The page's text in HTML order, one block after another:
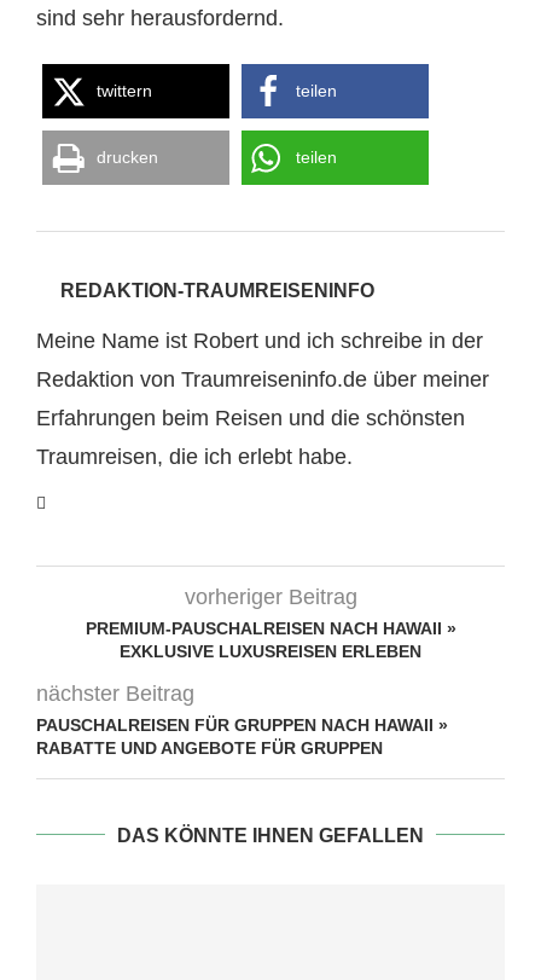
sind sehr herausfordernd.
twittern teilen
drucken teilen
REDAKTION-TRAUMREISENINFO
Meine Name ist Robert und ich schreibe in der
Redaktion von Traumreiseninfo.de über meiner
Erfahrungen beim Reisen und die schönsten
Traumreisen, die ich erlebt habe.
vorheriger Beitrag
PREMIUM-PAUSCHALREISEN NACH HAWAII »
EXKLUSIVE LUXUSREISEN ERLEBEN
nächster Beitrag
PAUSCHALREISEN FÜR GRUPPEN NACH HAWAII »
RABATTE UND ANGEBOTE FÜR GRUPPEN
DAS KÖNNTE IHNEN GEFALLEN